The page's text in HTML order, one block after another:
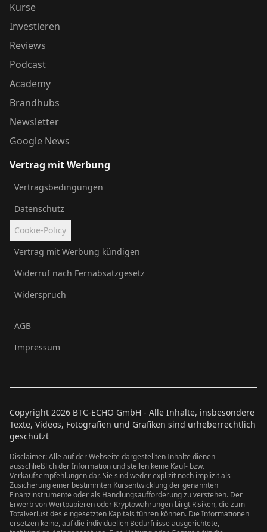
Kurse
Investieren
Reviews
Podcast
Academy
Brandhubs
Newsletter
Google News
Vertrag mit Werbung
Vertragsbedingungen
Datenschutz
Cookie-Policy
Vertrag mit Werbung kündigen
Widerruf nach Fernabsatzgesetz
Widerspruch
AGB
Impressum
Copyright 2026 BTC-ECHO GmbH - Alle Inhalte, insbesondere
Texte, Videos, Fotografien und Grafiken sind urheberrechtlich
geschützt
Disclaimer: Alle auf der Webseite dargestellten Inhalte dienen
ausschließlich der Information und stellen keine Kauf- bzw.
Verkaufsempfehlungen dar. Sie sind weder explizit noch implizit als
Zusicherung einer bestimmten Kursentwicklung der genannten
Finanzinstrumente oder als Handlungsaufforderung zu verstehen. Der
Erwerb von Wertpapieren oder Kryptowährungen birgt Risiken, die zum
Totalverlust des eingesetzten Kapitals führen können. Die Informationen
ersetzen keine, auf die individuellen Bedürfnisse ausgerichtete,